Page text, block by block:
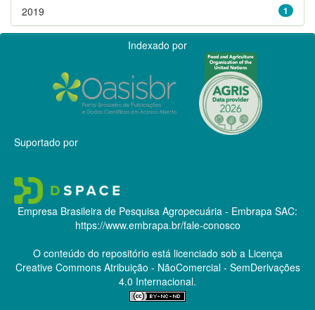
1
2019
Indexado por
Suportado por
Empresa Brasileira de Pesquisa Agropecuária - Embrapa SAC:
https://www.embrapa.br/fale-conosco
O conteúdo do repositório está licenciado sob a Licença
Creative CommonsAtribuição - NãoComercial - SemDerivações
4.0 Internacional.